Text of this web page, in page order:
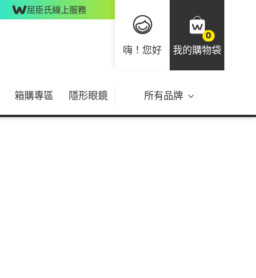
屈臣氏線上服務
嗨！您好
0
我的購物袋
箱購專區 隱形眼鏡 所有品牌